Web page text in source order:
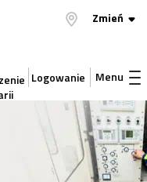
Zmień
Logowanie Menu